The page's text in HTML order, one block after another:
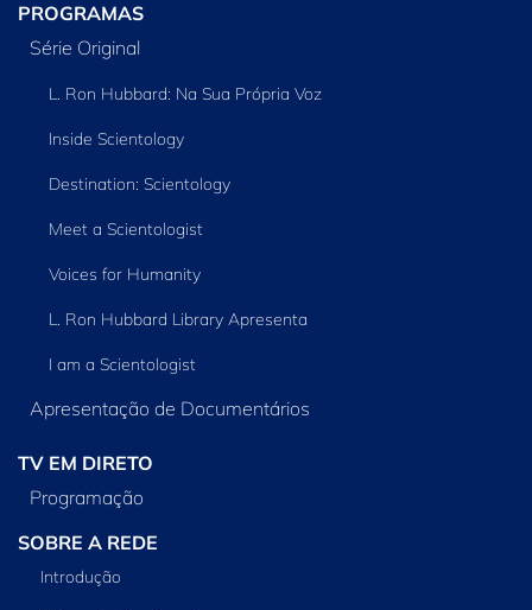
PROGRAMAS
Série Original
L. Ron Hubbard: Na Sua Própria Voz
Inside Scientology
Destination: Scientology
Meet a Scientologist
Voices for Humanity
L. Ron Hubbard Library Apresenta
I am a Scientologist
Apresentação de Documentários
TV EM DIRETO
Programação
SOBRE A REDE
Introdução